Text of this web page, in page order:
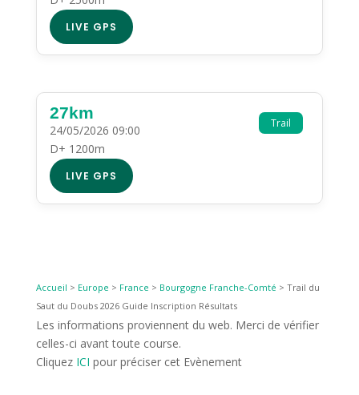
LIVE GPS
Trail
27km
24/05/2026 09:00
D+ 1200m
LIVE GPS
Accueil > Europe > France > Bourgogne Franche-Comté > Trail du
Saut du Doubs 2026 Guide Inscription Résultats
Les informations proviennent du web. Merci de vérifier
celles-ci avant toute course.
Cliquez ICI pour préciser cet Evènement